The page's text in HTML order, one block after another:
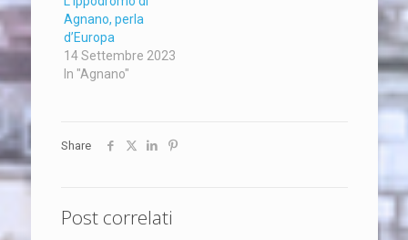
Agnano, perla
d’Europa
14 Settembre 2023
In "Agnano"
Share
Post correlati